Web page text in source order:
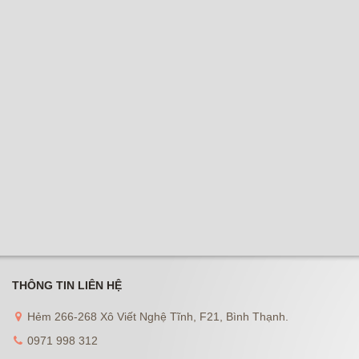
THÔNG TIN LIÊN HỆ
Hẻm 266-268 Xô Viết Nghệ Tĩnh, F21, Bình Thạnh.
0971 998 312